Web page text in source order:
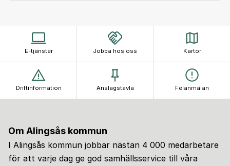
E-tjänster Jobba hos oss Kartor
Driftinformation Anslagstavla Felanmälan
Om Alingsås kommun
I Alingsås kommun jobbar nästan 4 000 medarbetare
för att varje dag ge god samhällsservice till våra